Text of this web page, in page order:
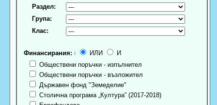
Раздел:
Група:
Клас:
Финансирания: ℹ ИЛИ
И
Обществени поръчки - изпълнител
Обществени поръчки - възложител
Държавен фонд "Земеделие"
Столична програма „Култура” (2017-2018)